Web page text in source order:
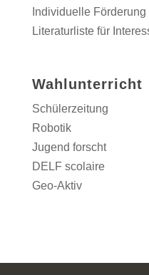
Individuelle Förderung
Literaturliste für
Wahlunterricht
Schülerzeitung
Robotik
Jugend forscht
DELF scolaire
Geo-Aktiv